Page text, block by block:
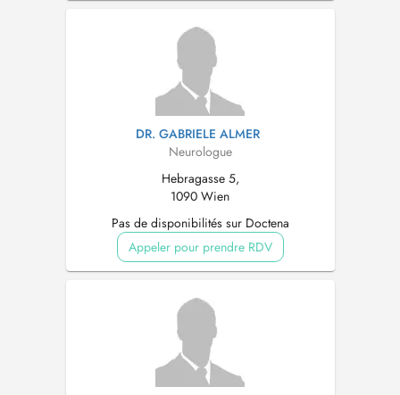
DR. GABRIELE ALMER
Neurologue
Hebragasse 5,
1090 Wien
Pas de disponibilités sur Doctena
Appeler pour prendre RDV